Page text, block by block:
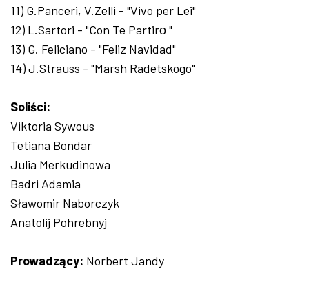
11) G.Panceri, V.Zelli - "Vivo per Lei"
12) L.Sartori - "Con Te Partirо "
13) G. Feliciano - "Feliz Navidad"
14) J.Strauss - "Marsh Radetskogo"
Soliści:
Viktoria Sywous
Tetiana Bondar
Julia Merkudinowa
Badri Adamia
Sławomir Naborczyk
Anatolij Pohrebnyj
Prowadzący: Norbert Jandy